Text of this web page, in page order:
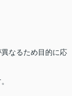
なるため目的に応